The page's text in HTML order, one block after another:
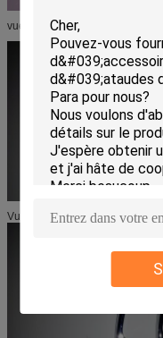
vue de côté de produit No.
Vue de côté de la poignée 6009